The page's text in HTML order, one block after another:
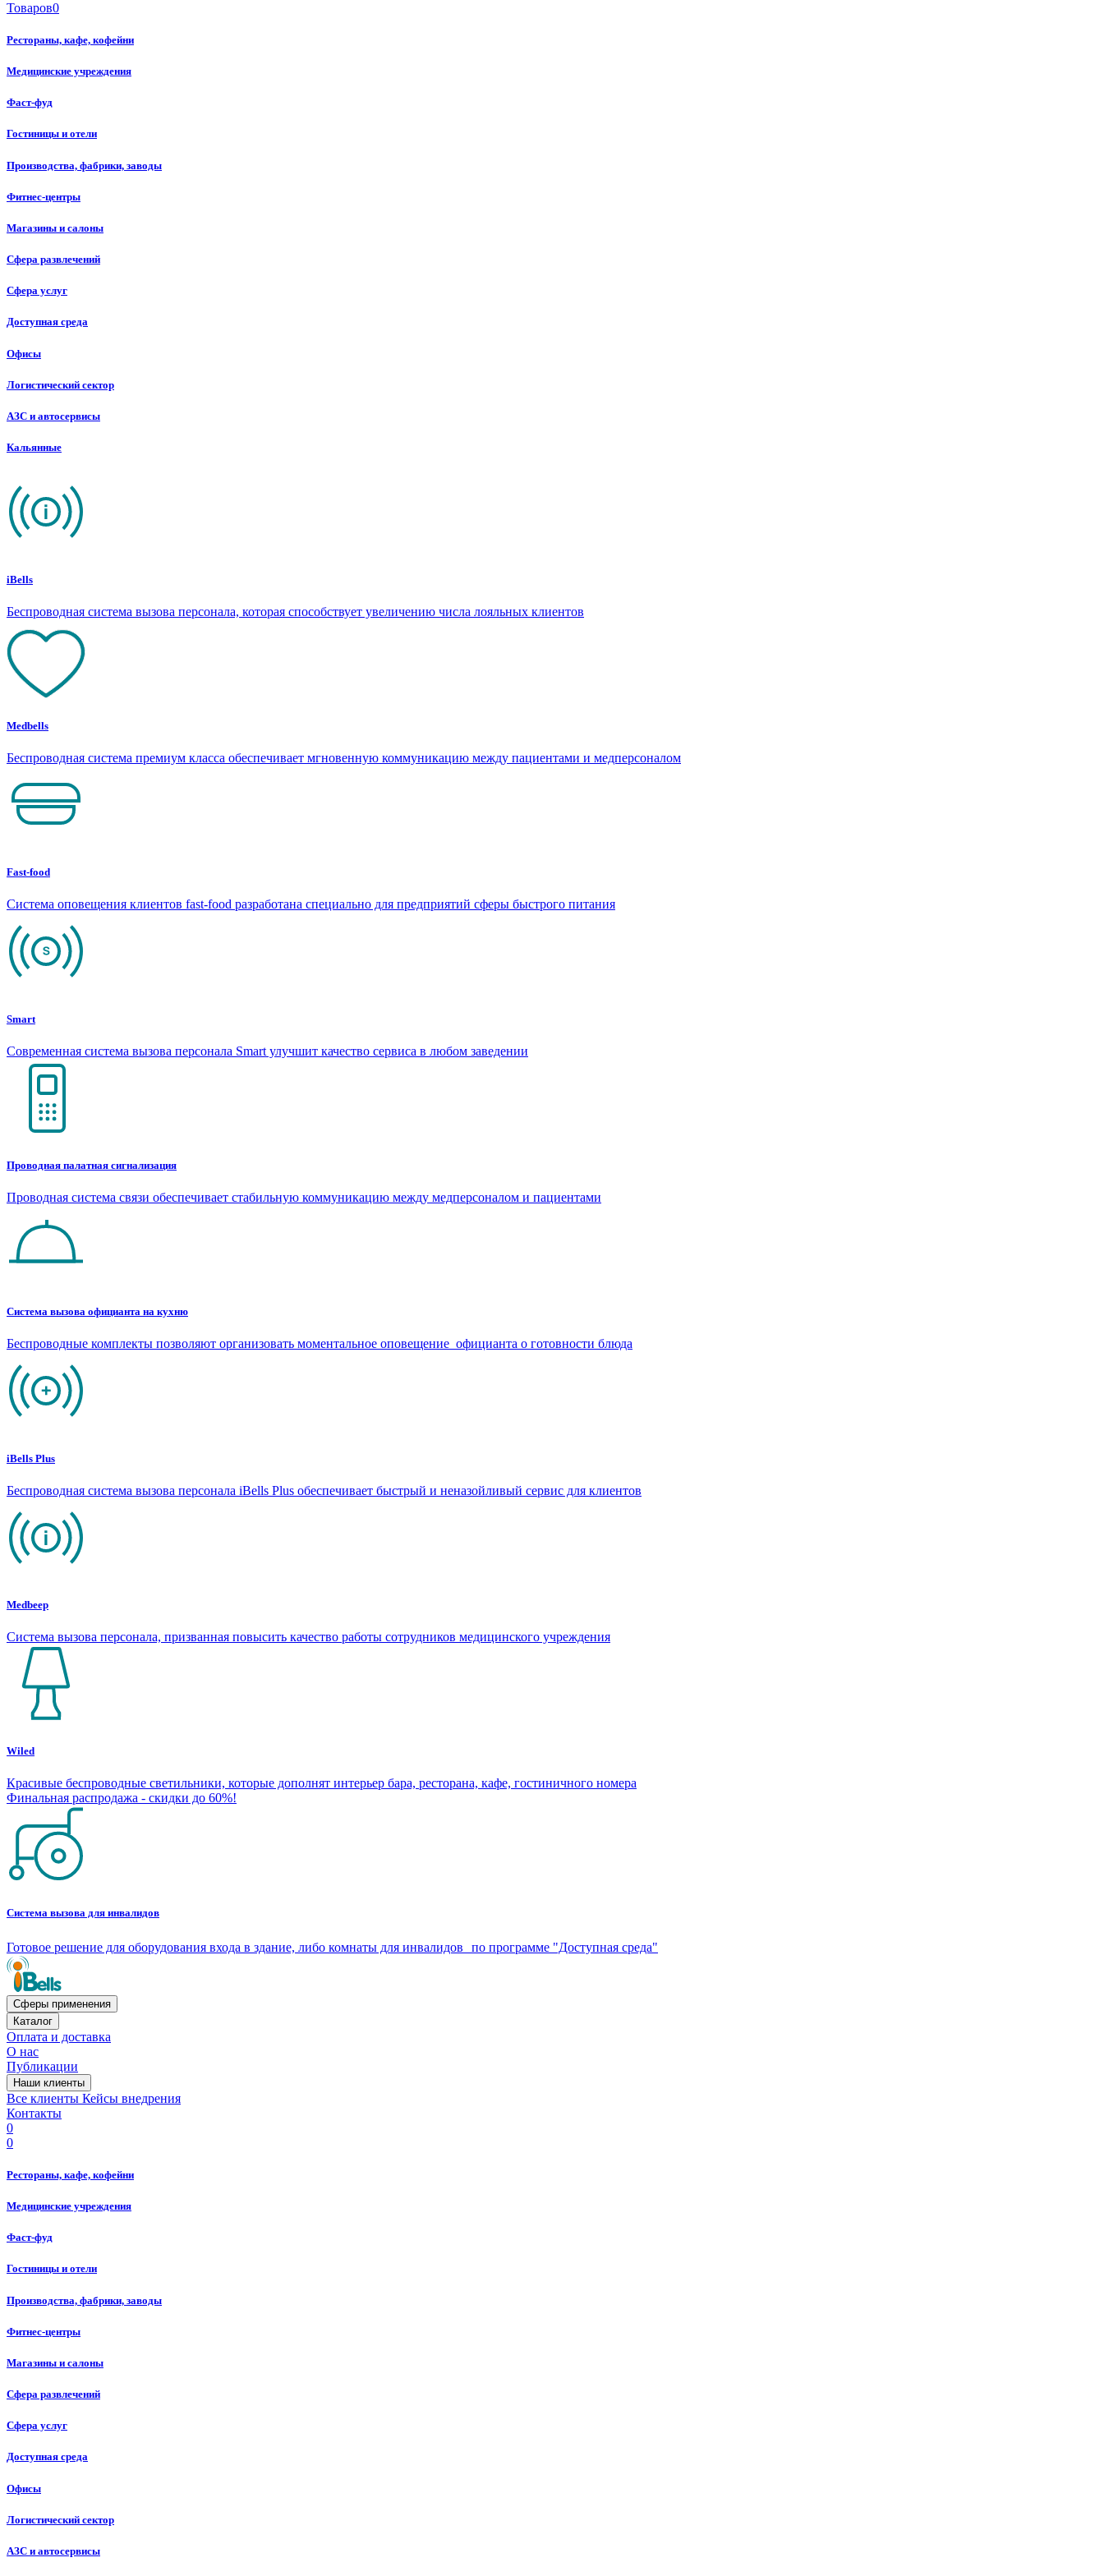
Товаров0
Рестораны, кафе, кофейни
Медицинские учреждения
Фаст-фуд
Гостиницы и отели
Производства, фабрики, заводы
Фитнес-центры
Магазины и салоны
Сфера развлечений
Сфера услуг
Доступная среда
Офисы
Логистический сектор
АЗС и автосервисы
Кальянные
iBells
Беспроводная система вызова персонала, которая способствует увеличению числа лояльных клиентов
Medbells
Беспроводная система премиум класса обеспечивает мгновенную коммуникацию между пациентами и медперсоналом
Fast-food
Система оповещения клиентов fast-food разработана специально для предприятий сферы быстрого питания
Smart
Современная система вызова персонала Smart улучшит качество сервиса в любом заведении
Проводная палатная сигнализация
Проводная система связи обеспечивает стабильную коммуникацию между медперсоналом и пациентами
Система вызова официанта на кухню
Беспроводные комплекты позволяют организовать моментальное оповещение официанта о готовности блюда
iBells Plus
Беспроводная система вызова персонала iBells Plus обеспечивает быстрый и неназойливый сервис для клиентов
Medbeep
Система вызова персонала, призванная повысить качество работы сотрудников медицинского учреждения
Wiled
Красивые беспроводные светильники, которые дополнят интерьер бара, ресторана, кафе, гостиничного номера
Финальная распродажа - скидки до 60%!
Система вызова для инвалидов
Готовое решение для оборудования входа в здание, либо комнаты для инвалидов по программе "Доступная среда"
Сферы применения
Каталог
Оплата и доставка
О нас
Публикации
Наши клиенты
Все клиенты Кейсы внедрения
Контакты
0
0
Рестораны, кафе, кофейни
Медицинские учреждения
Фаст-фуд
Гостиницы и отели
Производства, фабрики, заводы
Фитнес-центры
Магазины и салоны
Сфера развлечений
Сфера услуг
Доступная среда
Офисы
Логистический сектор
АЗС и автосервисы